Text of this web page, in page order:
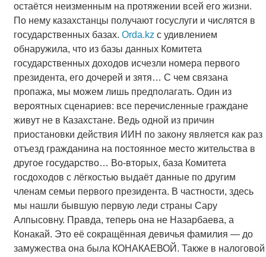
остаётся неизменным на протяжении всей его жизни.
По нему казахстанцы получают госуслуги и числятся в
государственных базах. Orda.kz c удивлением
обнаружила, что из базы данных Комитета
государственных доходов исчезли номера первого
президента, его дочерей и зятя… С чем связана
пропажа, мы можем лишь предполагать. Один из
вероятных сценариев: все перечисленные граждане
живут не в Казахстане. Ведь одной из причин
приостановки действия ИИН по закону является как раз
отъезд гражданина на постоянное место жительства в
другое государство… Во-вторых, база Комитета
госдоходов с лёгкостью выдаёт данные по другим
членам семьи первого президента. В частности, здесь
мы нашли бывшую первую леди страны Сару
Алпысовну. Правда, теперь она не Назарбаева, а
Конакай. Это её сокращённая девичья фамилия — до
замужества она была КОНАКАЕВОЙ. Также в налоговой